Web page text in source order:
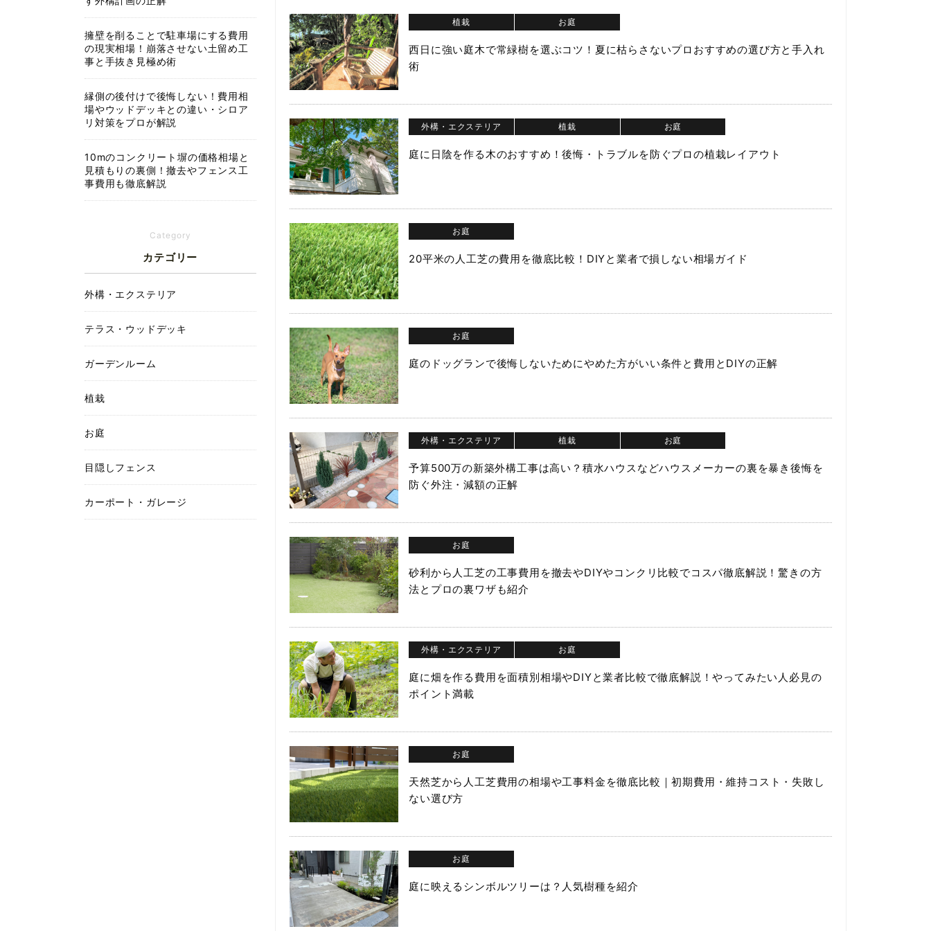
植栽 お庭
西日に強い庭木で常緑樹を選ぶコツ！夏に枯らさないプロおすすめの選び方と手入れ
術
外構・エクステリア 植栽 お庭
庭に日陰を作る木のおすすめ！後悔・トラブルを防ぐプロの植栽レイアウト
お庭
20平米の人工芝の費用を徹底比較！DIYと業者で損しない相場ガイド
お庭
庭のドッグランで後悔しないためにやめた方がいい条件と費用とDIYの正解
外構・エクステリア 植栽 お庭
予算500万の新築外構工事は高い？積水ハウスなどハウスメーカーの裏を暴き後悔を
防ぐ外注・減額の正解
お庭
砂利から人工芝の工事費用を撤去やDIYやコンクリ比較でコスパ徹底解説！驚きの方
法とプロの裏ワザも紹介
外構・エクステリア お庭
庭に畑を作る費用を面積別相場やDIYと業者比較で徹底解説！やってみたい人必見の
ポイント満載
お庭
天然芝から人工芝費用の相場や工事料金を徹底比較｜初期費用・維持コスト・失敗し
ない選び方
お庭
庭に映えるシンボルツリーは？人気樹種を紹介
擁壁を削ることで駐車場にする費用
の現実相場！崩落させない土留め工
事と手抜き見極め術
縁側の後付けで後悔しない！費用相
場やウッドデッキとの違い・シロア
リ対策をプロが解説
10mのコンクリート塀の価格相場と
見積もりの裏側！撤去やフェンス工
事費用も徹底解説
Category
カテゴリー
外構・エクステリア
テラス・ウッドデッキ
ガーデンルーム
植栽
お庭
目隠しフェンス
カーポート・ガレージ